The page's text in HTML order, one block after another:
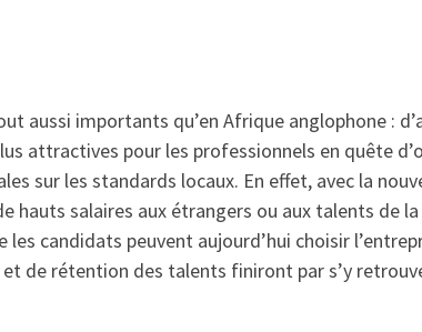
aussi importants qu’en Afrique anglophone :
attractives pour les professionnels en quête
sur les standards locaux. En effet, avec la
hauts salaires aux étrangers ou aux talents de
candidats peuvent aujourd’hui choisir
de rétention des talents finiront par s’y